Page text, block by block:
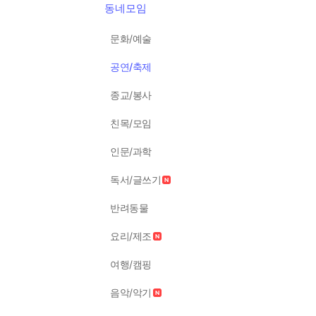
동네모임
문화/예술
공연/축제
종교/봉사
친목/모임
인문/과학
독서/글쓰기
반려동물
요리/제조
여행/캠핑
음악/악기